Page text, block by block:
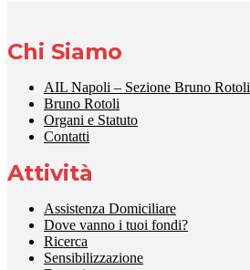
Chi Siamo
AIL Napoli – Sezione Bruno Rotoli
Bruno Rotoli
Organi e Statuto
Contatti
Attività
Assistenza Domiciliare
Dove vanno i tuoi fondi?
Ricerca
Sensibilizzazione